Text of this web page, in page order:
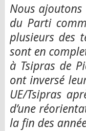
Nous
du Parti
plusieurs des
sont en
à Tsipras de
ont inversé
UE/Tsipras
d’une
la fin des